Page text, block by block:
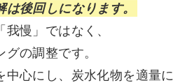
後回しになります。
慢」ではなく、
の調整です。
中心にし、炭水化物を適量に